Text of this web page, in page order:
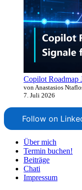
Copilot Roadmap
von Anastasios
7. Juli 2026
Follow on
Über mich
Termin buchen!
Beiträge
Chati
Impressum